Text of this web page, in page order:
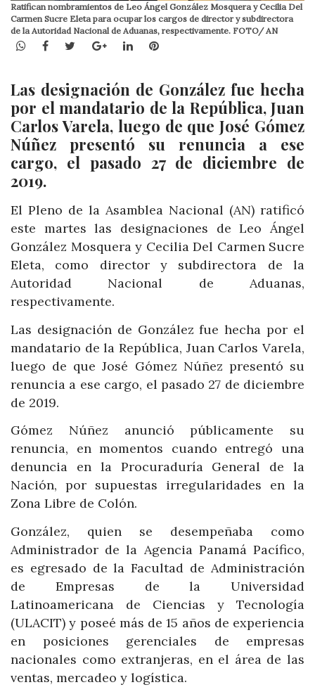
Ratifican nombramientos de Leo Ángel González Mosquera y Cecilia Del
Carmen Sucre Eleta para ocupar los cargos de director y subdirectora
de la Autoridad Nacional de Aduanas, respectivamente. FOTO/ AN
WhatsApp
Facebook
TwitterGoogle+LinkedInPinterest
Las designación de González fue hecha
por el mandatario de la República, Juan
Carlos Varela, luego de que José Gómez
Núñez presentó su renuncia a ese
cargo, el pasado 27 de diciembre de
2019.
El Pleno de la Asamblea Nacional (AN) ratificó
este martes las designaciones de Leo Ángel
González Mosquera y Cecilia Del Carmen Sucre
Eleta, como director y subdirectora de la
Autoridad Nacional de Aduanas,
respectivamente.
Las designación de González fue hecha por el
mandatario de la República, Juan Carlos Varela,
luego de que José Gómez Núñez presentó su
renuncia a ese cargo, el pasado 27 de diciembre
de 2019.
Gómez Núñez anunció públicamente su
renuncia, en momentos cuando entregó una
denuncia en la Procuraduría General de la
Nación, por supuestas irregularidades en la
Zona Libre de Colón.
González, quien se desempeñaba como
Administrador de la Agencia Panamá Pacífico,
es egresado de la Facultad de Administración
de Empresas de la Universidad
Latinoamericana de Ciencias y Tecnología
(ULACIT) y poseé más de 15 años de experiencia
en posiciones gerenciales de empresas
nacionales como extranjeras, en el área de las
ventas, mercadeo y logística.